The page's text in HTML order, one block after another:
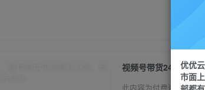
视频号带货24年最新
优优
市面